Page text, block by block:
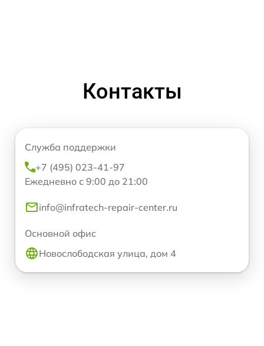
Контакты
Служба поддержки
+7 (495) 023-41-97
Ежедневно с 9:00 до 21:00
info@infratech-repair-center.ru
Основной офис
Новослободская улица, дом 4